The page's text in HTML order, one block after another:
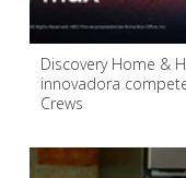
Discovery Home &
innovadora
Crews